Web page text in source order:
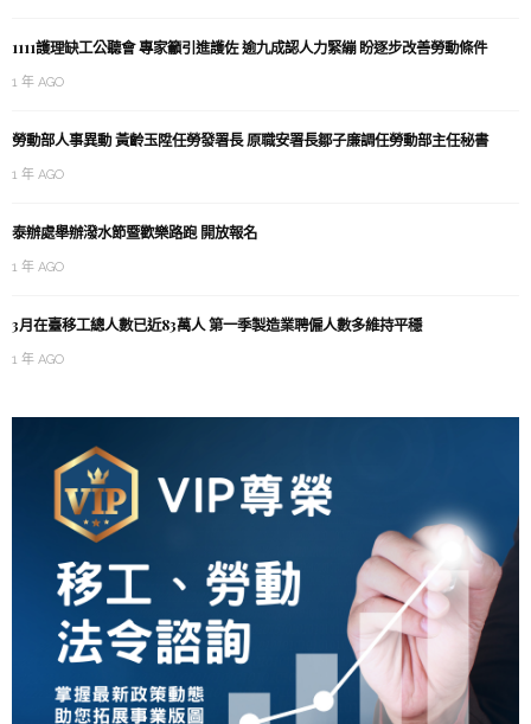
1111護理缺工公聽會 專家籲引進護佐 逾九成認人力緊繃 盼逐步改善勞動條件
1 年 AGO
勞動部人事異動 黃齡玉陞任勞發署長 原職安署長鄒子廉調任勞動部主任秘書
1 年 AGO
泰辦處舉辦潑水節暨歡樂路跑 開放報名
1 年 AGO
3月在臺移工總人數已近83萬人 第一季製造業聘僱人數多維持平穩
1 年 AGO